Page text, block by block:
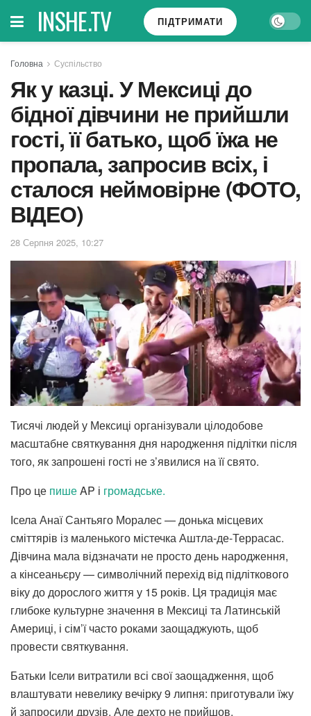
INSHE.TV ПІДТРИМАТИ
Головна Суспільство
Як у казці. У Мексиці до
бідної дівчини не прийшли
гості, її батько, щоб їжа не
пропала, запросив всіх, і
сталося неймовірне (ФОТО,
ВІДЕО)
28 Серпня 2025, 10:27
Тисячі людей у Мексиці організували цілодобове
масштабне святкування дня народження підлітки після
того, як запрошені гості не з’явилися на її свято.
Про це пишеAP і громадське.
Ісела Анаї Сантьяго Моралес — донька місцевих
сміттярів із маленького містечка Аштла-де-Террасас.
Дівчина мала відзначати не просто день народження,
а кінсеаньєру — символічний перехід від підліткового
віку до дорослого життя у 15 років. Ця традиція має
глибоке культурне значення в Мексиці та Латинській
Америці, і сім’ї часто роками заощаджують, щоб
провести святкування.
Батьки Ісели витратили всі свої заощадження, щоб
влаштувати невелику вечірку 9 липня: приготували їжу
й запросили друзів. Але дехто не прийшов.